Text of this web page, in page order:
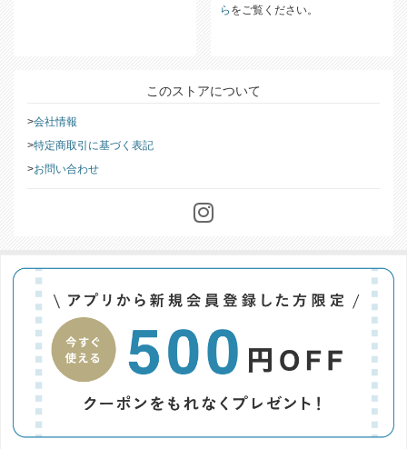
ら をご覧ください。
このストアについて
会社情報
特定商取引に基づく表記
お問い合わせ